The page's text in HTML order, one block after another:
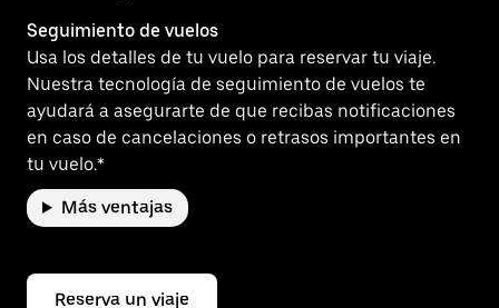
Seguimiento de vuelos
Usa los detalles de tu vuelo para reservar tu viaje.
Nuestra tecnología de seguimiento de vuelos te
ayudará a asegurarte de que recibas notificaciones
en caso de cancelaciones o retrasos importantes en
tu vuelo.*
Más ventajas
Reserva un viaje